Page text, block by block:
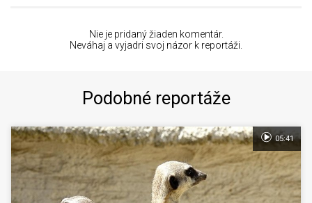
Nie je pridaný žiaden komentár.
Neváhaj a vyjadri svoj názor k reportáži.
Podobné reportáže
05:41